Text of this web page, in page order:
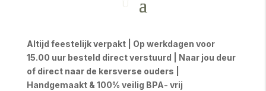
Altijd feestelijk verpakt | Op werkdagen voor
15.00 uur besteld direct verstuurd | Naar jou deur
of direct naar de kersverse ouders |
Handgemaakt & 100% veilig BPA- vrij